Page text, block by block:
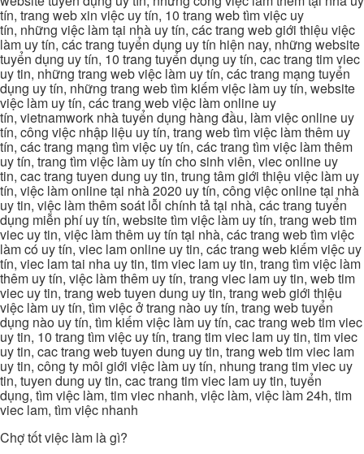
tín, trang web xin việc uy tín, 10 trang web tìm việc uy
tín, những việc làm tại nhà uy tín, các trang web giới thiệu việc
làm uy tín, các trang tuyển dụng uy tín hiện nay, những website
tuyển dụng uy tín, 10 trang tuyển dụng uy tín, cac trang tim viec
uy tin, những trang web việc làm uy tín, các trang mạng tuyển
dụng uy tín, những trang web tìm kiếm việc làm uy tín, website
việc làm uy tín, các trang web việc làm online uy
tín, vietnamwork nhà tuyển dụng hàng đầu, làm việc online uy
tín, công việc nhập liệu uy tín, trang web tìm việc làm thêm uy
tín, các trang mạng tìm việc uy tín, các trang tìm việc làm thêm
uy tín, trang tìm việc làm uy tín cho sinh viên, viec online uy
tin, cac trang tuyen dung uy tin, trung tâm giới thiệu việc làm uy
tín, việc làm online tại nhà 2020 uy tín, công việc online tại nhà
uy tin, việc làm thêm soát lỗi chính tả tại nhà, các trang tuyển
dụng miễn phí uy tín, website tìm việc làm uy tín, trang web tim
viec uy tin, việc làm thêm uy tín tại nhà, các trang web tìm việc
làm có uy tín, viec lam online uy tin, các trang web kiếm việc uy
tín, viec lam tai nha uy tin, tim viec lam uy tin, trang tìm việc làm
thêm uy tín, việc làm thêm uy tín, trang viec lam uy tin, web tim
viec uy tin, trang web tuyen dung uy tin, trang web giới thiệu
việc làm uy tín, tìm việc ở trang nào uy tín, trang web tuyển
dụng nào uy tín, tìm kiếm việc làm uy tín, cac trang web tim viec
uy tin, 10 trang tìm việc uy tín, trang tim viec lam uy tin, tim viec
uy tin, cac trang web tuyen dung uy tin, trang web tim viec lam
uy tin, công ty môi giới việc làm uy tín, nhung trang tim viec uy
tin, tuyen dung uy tin, cac trang tim viec lam uy tin, tuyển
dụng, tìm việc làm, tim viec nhanh, việc làm, việc làm 24h, tim
viec lam, tìm việc nhanh
Chợ tốt việc làm là gì?